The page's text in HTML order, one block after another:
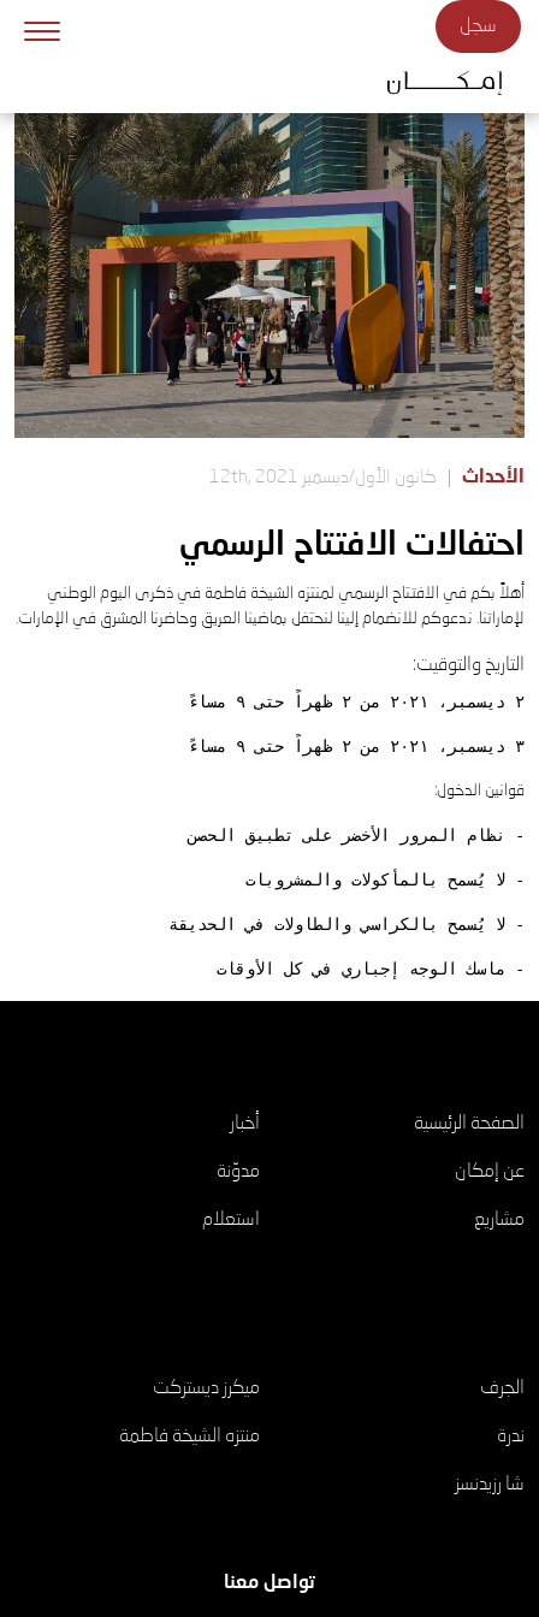
Skip to main content
سجل
عن المنتزه الأحداث
الأحداث كانون الأول/ديسمبر 12th, 2021
احتفالات الافتتاح الرسمي
أهلاً بكم في الافتتاح الرسمي لمنتزه الشيخة فاطمة في ذكرى اليوم الوطني
لإماراتنا. ندعوكم للانضمام إلينا لنحتفل بماضينا العريق وحاضرنا المشرق في الإمارات.
التاريخ والتوقيت:
٢ ديسمبر، ٢٠٢١ من ٢ ظهراً حتى ٩ مساءً
٣ ديسمبر، ٢٠٢١ من ٢ ظهراً حتى ٩ مساءً
قوانين الدخول:
- نظام المرور الأخضر على تطبيق الحصن
- لا يُسمح بالمأكولات والمشروبات
- لا يُسمح بالكراسي والطاولات في الحديقة
- ماسك الوجه إجباري في كل الأوقات
الصفحة الرئيسية
عن إمكان
مشاريع
أخبار
مدوّنة
استعلام
الجرف
ندرة
شا رزيدنسز
ميكرز ديستركت
منتزه الشيخة فاطمة
تواصل معنا